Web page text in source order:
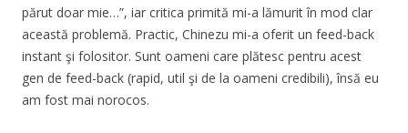
părut doar mie…”, iar critica primită mi-a lămurit în mod clar
această problemă. Practic, Chinezu mi-a oferit un feed-back
instant şi folositor. Sunt oameni care plătesc pentru acest
gen de feed-back (rapid, util şi de la oameni credibili), însă eu
am fost mai norocos.